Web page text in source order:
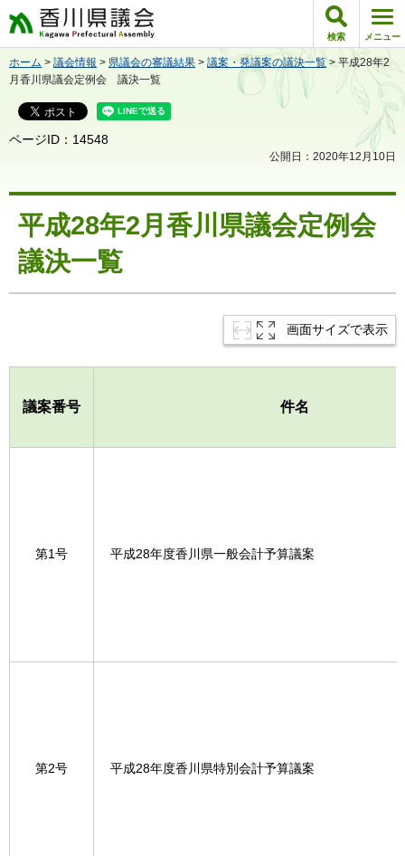
香川県議会 検索 メニュー
ホーム > 議会情報 > 県議会の審議結果 > 議案・発議案の議決一覧 > 平成28年2
月香川県議会定例会 議決一覧
ページID：14548
公開日：2020年12月10日
平成28年2月香川県議会定例会
議決一覧
画面サイズで表示
議案番号 件名
第1号 平成28年度香川県一般会計予算議案
第2号 平成28年度香川県特別会計予算議案